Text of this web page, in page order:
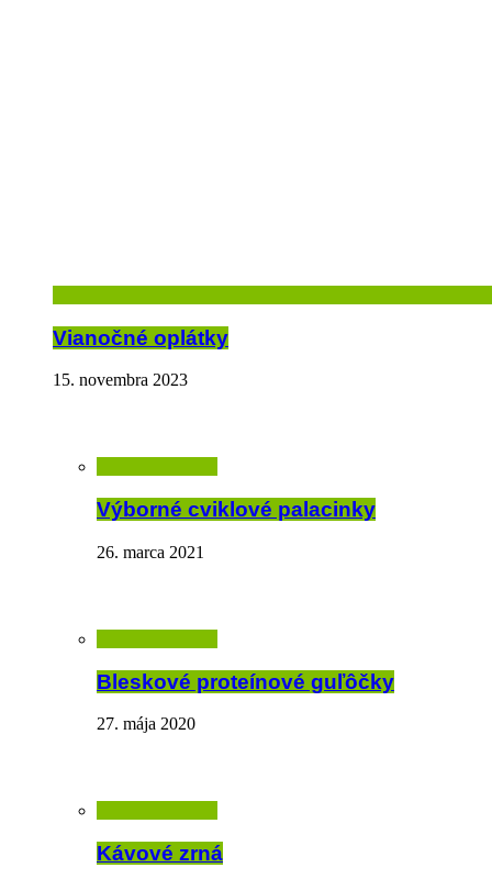
Vianočné oplátky
15. novembra 2023
Výborné cviklové palacinky
26. marca 2021
Bleskové proteínové guľôčky
27. mája 2020
Kávové zrná